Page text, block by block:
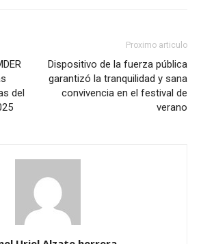
del
Proximo articulo
Dispositivo de la fuerza pública
garantizó la tranquilidad y sana
convivencia en el festival de
verano